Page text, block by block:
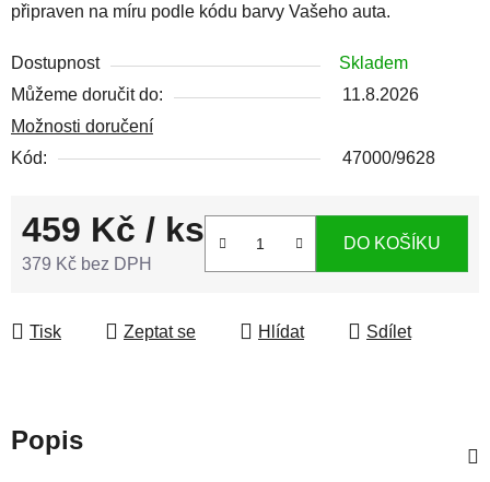
připraven na míru podle kódu barvy Vašeho auta.
Dostupnost
Skladem
Můžeme doručit do:
11.8.2026
Možnosti doručení
Kód:
47000/9628
459 Kč / ks
379 Kč bez DPH
DO KOŠÍKU
Tisk Zeptat se Hlídat Sdílet
Popis